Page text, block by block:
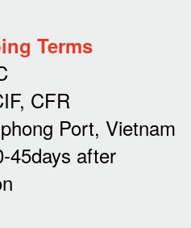
Terms
CFR
Port, Vietnam
45days after